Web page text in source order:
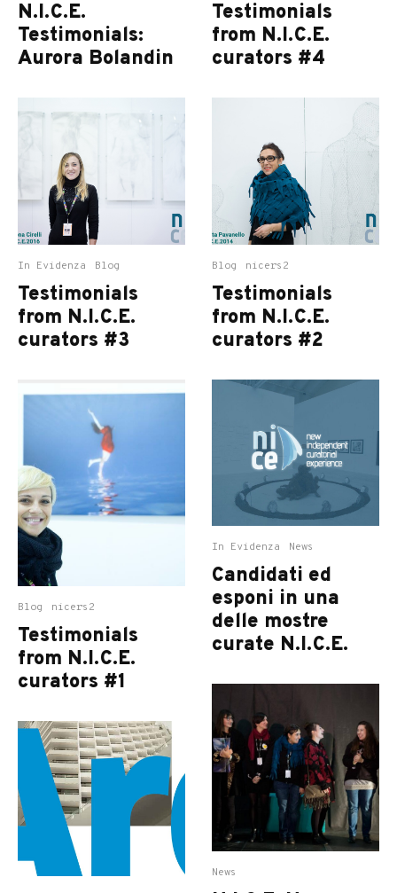
N.I.C.E.
Testimonials:
Aurora Bolandin
In Evidenza Blog
Testimonials
from N.I.C.E.
curators #3
Blog nicers2
Testimonials
from N.I.C.E.
curators #1
Testimonials
from N.I.C.E.
curators #4
Blog nicers2
Testimonials
from N.I.C.E.
curators #2
In Evidenza News
Candidati ed
esponi in una
delle mostre
curate N.I.C.E.
News